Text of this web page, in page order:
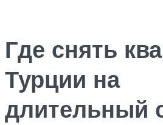
Где снять
Турции на
длительный